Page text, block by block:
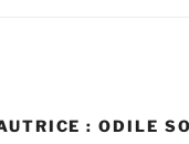
:ODILE